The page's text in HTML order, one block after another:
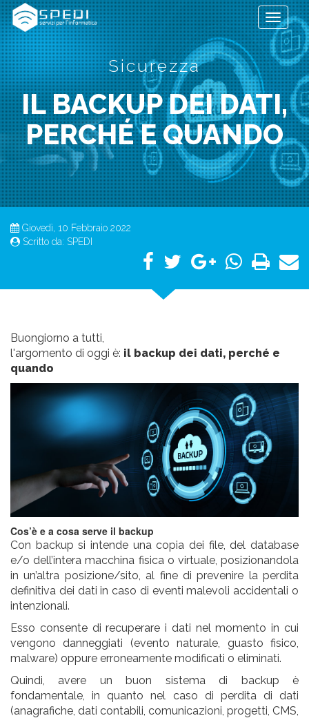
Toggle
Sicurezza
IL BACKUP DEI DATI,
PERCHÉ E QUANDO
Giovedì, 10 Febbraio 2022
Scritto da: SPEDI
Buongiorno a tutti,
l'argomento di oggi è: il backup dei dati, perché e
quando
Cos’è e a cosa serve il backup
Con backup si intende unacopia dei file, del database
e/o dell’intera macchina fisica o virtuale, posizionandola
in un’altra posizione/sito, al fine di prevenire la perdita
definitiva dei dati in caso di eventi malevoli accidentali o
intenzionali.
Esso consente direcuperare i dati nel momento in cui
vengono danneggiati (evento naturale, guasto fisico,
malware) oppure erroneamente modificati o eliminati.
Quindi, avere unbuon sistema di backup è
fondamentale , in quanto nel caso di perdita di dati
(anagrafiche, dati contabili, comunicazioni, progetti, CMS,